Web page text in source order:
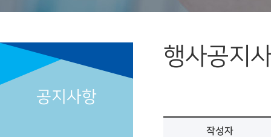
공지사항
행사공지
작성자